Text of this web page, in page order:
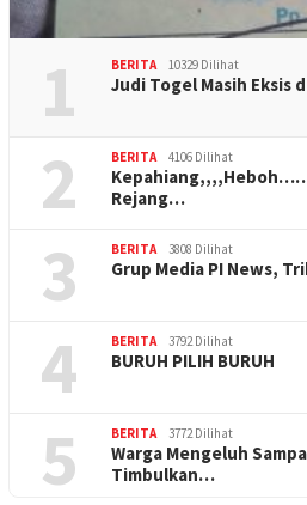
1 BERITA 10329 Dilihat
Judi Togel Masih Eksis
2 BERITA 4106 Dilihat
Rejang…
3 BERITA 3808 Dilihat
Grup Media PI News,
4 BERITA 3792 Dilihat
BURUH PILIH BURUH
5 BERITA 3772 Dilihat
Warga Mengeluh
Timbulkan…